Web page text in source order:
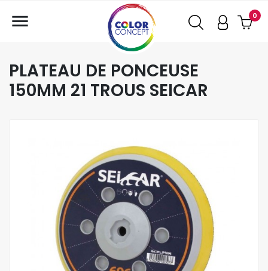
0

PLATEAU DE PONCEUSE
150MM 21 TROUS SEICAR